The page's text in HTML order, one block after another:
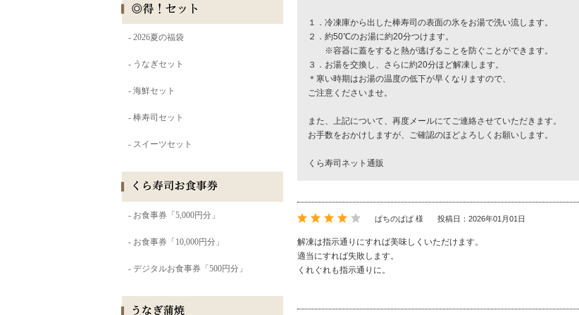
１．冷凍庫から出した棒寿司の表面の氷をお湯で洗い流します。
２．約50℃のお湯に約20分つけます。
※容器に蓋をすると熱が逃げることを防ぐことができます。
３．お湯を交換し、さらに約20分ほど解凍します。
＊寒い時期はお湯の温度の低下が早くなりますので、
ご注意くださいませ。
また、上記について、再度メールにてご連絡させていただきます。
お手数をおかけしますが、ご確認のほどよろしくお願いします。
くら寿司ネット通販
ぱちのぱぱ 様 投稿日：2026年01月01日
解凍は指示通りにすれば美味しくいただけます。
適当にすれば失敗します。
くれぐれも指示通りに。